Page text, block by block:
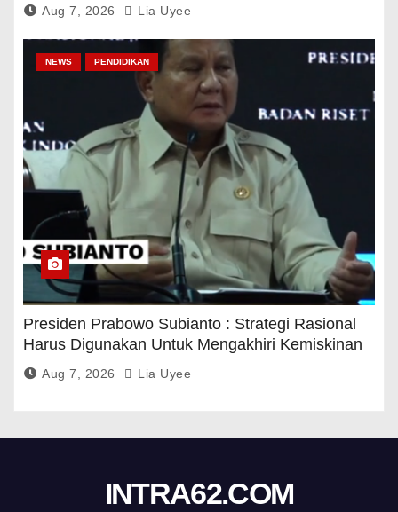
Aug 7, 2026 Lia Uyee
NEWS PENDIDIKAN
Presiden Prabowo Subianto : Strategi Rasional
Harus Digunakan Untuk Mengakhiri Kemiskinan
Aug 7, 2026 Lia Uyee
INTRA62.COM